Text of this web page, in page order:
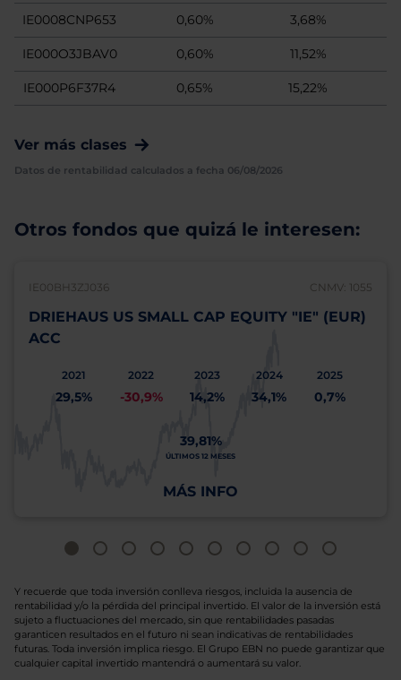
IE0008CNP653 0,60% 3,68%
IE000O3JBAV0 0,60% 11,52%
IE000P6F37R4 0,65% 15,22%
Ver más clases
Datos de rentabilidad calculados a fecha 06/08/2026
Otros fondos que quizá le interesen:
IE00BH3ZJ036 CNMV: 1055
DRIEHAUS US SMALL CAP EQUITY "IE" (EUR)
ACC
2021
29,5%
2022
-30,9%
2023
14,2%
2024
34,1%
2025
0,7%
39,81%
ÚLTIMOS 12 MESES
MÁS INFO
Y recuerde que toda inversión conlleva riesgos, incluida la ausencia de
rentabilidad y/o la pérdida del principal invertido. El valor de la inversión está
sujeto a fluctuaciones del mercado, sin que rentabilidades pasadas
garanticen resultados en el futuro ni sean indicativas de rentabilidades
futuras. Toda inversión implica riesgo. El Grupo EBN no puede garantizar que
cualquier capital invertido mantendrá o aumentará su valor.